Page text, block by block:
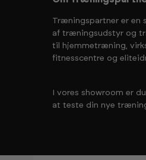
Træningspartner er en
af træningsudstyr og
til hjemmetræning,
fitnesscentre og
I vores showroom er
at teste din nye